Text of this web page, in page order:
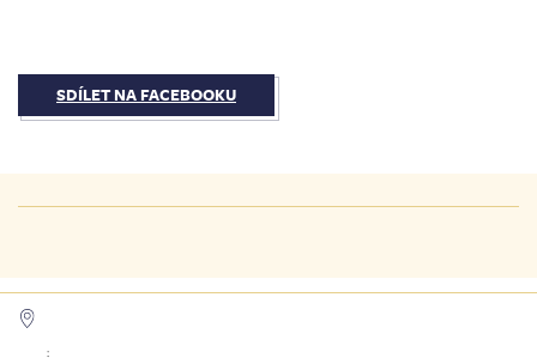
SDÍLET NA FACEBOOKU
: